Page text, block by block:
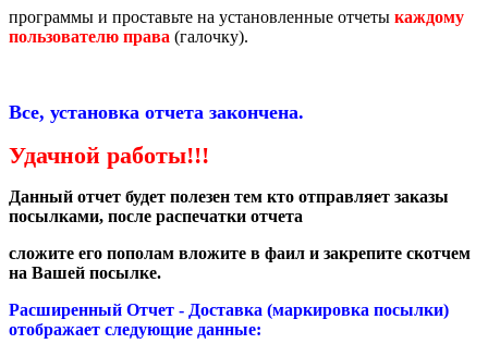
программы и проставьте на установленные отчеты каждому
пользователю права (галочку).
Все, установка отчета закончена.
Удачной работы!!!
Данный отчет будет полезен тем кто отправляет заказы
посылками, после распечатки отчета
сложите его пополам вложите в фаил и закрепите скотчем
на Вашей посылке.
Расширенный Отчет - Доставка (маркировка посылки)
отображает следующие данные: